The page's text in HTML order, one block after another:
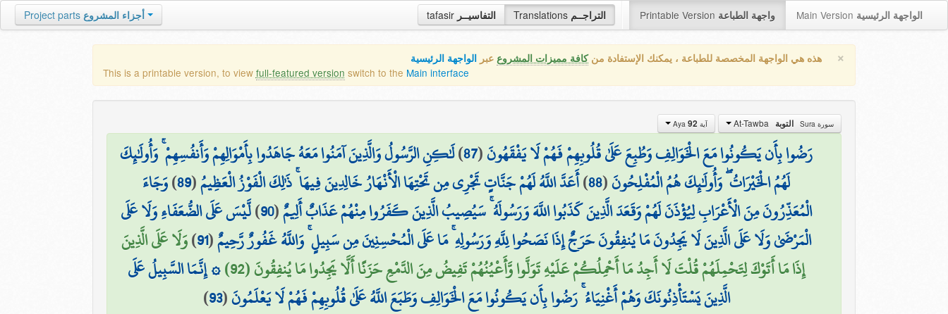
tafasir التفاسيــر Translations التراجــم Printable Version واجهة الطباعة Main Version الواجهة الرئيسية Project parts أجزاء المشروع
× هذه هي الواجهة المخصصة للطباعة ، يمكنك الإستفادة منكافة مميزات المشروع عبر الواجهة الرئيسية
This is a printable version, to view full-featured version switch to the Main interface
سورة Sura التوبة آية Aya 92
رَضُوا بِأَن يَكُونُوا مَعَ الْخَوَالِفِ وَطُبِعَ عَلَىٰ قُلُوبِهِمْ فَهُمْ لَا يَفْقَهُونَ(
87
)لَٰكِنِ الرَّسُولُ وَالَّذِينَ آمَنُوا مَعَهُ جَاهَدُوا بِأَمْوَالِهِمْ وَأَنفُسِهِمْ ۚ وَأُولَٰئِكَ
لَهُمُ الْخَيْرَاتُ ۖ وَأُولَٰئِكَ هُمُ الْمُفْلِحُونَ(
88
)أَعَدَّ اللَّهُ لَهُمْ جَنَّاتٍ تَجْرِي مِن تَحْتِهَا الْأَنْهَارُ خَالِدِينَ فِيهَا ۚ ذَٰلِكَ الْفَوْزُ الْعَظِيمُ(
89
)وَجَاءَ
الْمُعَذِّرُونَ مِنَ الْأَعْرَابِ لِيُؤْذَنَ لَهُمْ وَقَعَدَ الَّذِينَ كَذَبُوا اللَّهَ وَرَسُولَهُ ۚ سَيُصِيبُ الَّذِينَ كَفَرُوا مِنْهُمْ عَذَابٌ أَلِيمٌ(
90
)لَّيْسَ عَلَى الضُّعَفَاءِ وَلَا عَلَى
الْمَرْضَىٰ وَلَا عَلَى الَّذِينَ لَا يَجِدُونَ مَا يُنفِقُونَ حَرَجٌ إِذَا نَصَحُوا لِلَّهِ وَرَسُولِهِ ۚ مَا عَلَى الْمُحْسِنِينَ مِن سَبِيلٍ ۚ وَاللَّهُ غَفُورٌ رَّحِيمٌ(
91
)وَلَا عَلَى الَّذِينَ
إِذَا مَا أَتَوْكَ لِتَحْمِلَهُمْ قُلْتَ لَا أَجِدُ مَا أَحْمِلُكُمْ عَلَيْهِ تَوَلَّوا وَّأَعْيُنُهُمْ تَفِيضُ مِنَ الدَّمْعِ حَزَنًا أَلَّا يَجِدُوا مَا يُنفِقُونَ (92)
۞ إِنَّمَا السَّبِيلُ عَلَى
الَّذِينَ يَسْتَأْذِنُونَكَ وَهُمْ أَغْنِيَاءُ ۚ رَضُوا بِأَن يَكُونُوا مَعَ الْخَوَالِفِ وَطَبَعَ اللَّهُ عَلَىٰ قُلُوبِهِمْ فَهُمْ لَا يَعْلَمُونَ(
93
)